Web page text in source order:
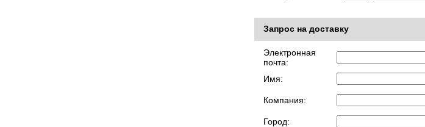
Запрос на доставку
Электронная
почта:
Имя:
Компания:
Город: